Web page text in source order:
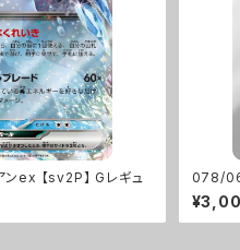
ex 【sv2P】 Gレギュ 078/